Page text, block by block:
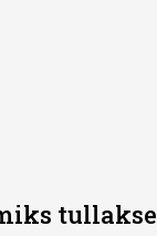
tullakse